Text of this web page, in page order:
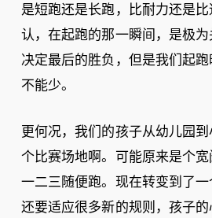
是短跑还是长跑，比耐力还是
认，在起跑的那一瞬间，是极
决定最后的胜负，但是我们起
不能少。
更何况，我们的孩子从幼儿园
个比赛场地啊。可能原来是个
一二三随便跑。现在转变到了一
还要适应很多新的规则，孩子的